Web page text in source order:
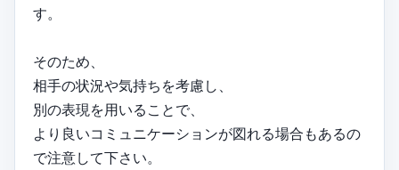
す。
そのため、
相手の状況や気持ちを考慮し、
別の表現を用いることで、
より良いコミュニケーションが図れる場合もあるの
で注意して下さい。